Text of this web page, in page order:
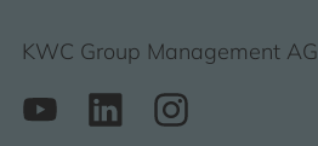
KWC Group Management AG